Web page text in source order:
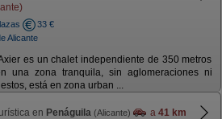
33 €
Alicante
es un chalet independiente de 350 metros
una zona tranquila, sin aglomeraciones ni
está en zona urban ...
en Penáguila (Alicante) a 41 km